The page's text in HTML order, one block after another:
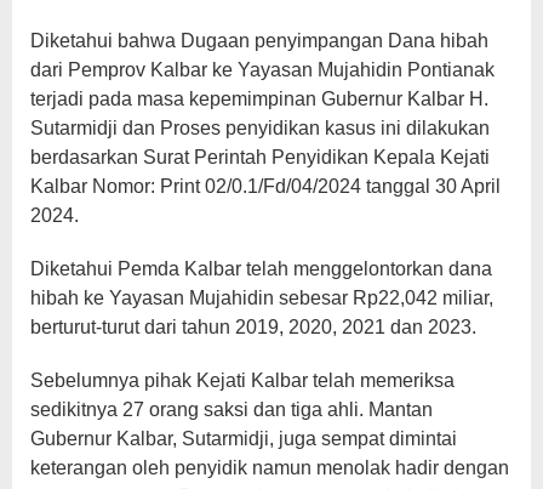
Diketahui bahwa Dugaan penyimpangan Dana hibah
dari Pemprov Kalbar ke Yayasan Mujahidin Pontianak
terjadi pada masa kepemimpinan Gubernur Kalbar H.
Sutarmidji dan Proses penyidikan kasus ini dilakukan
berdasarkan Surat Perintah Penyidikan Kepala Kejati
Kalbar Nomor: Print 02/0.1/Fd/04/2024 tanggal 30 April
2024.
Diketahui Pemda Kalbar telah menggelontorkan dana
hibah ke Yayasan Mujahidin sebesar Rp22,042 miliar,
berturut-turut dari tahun 2019, 2020, 2021 dan 2023.
Sebelumnya pihak Kejati Kalbar telah memeriksa
sedikitnya 27 orang saksi dan tiga ahli. Mantan
Gubernur Kalbar, Sutarmidji, juga sempat dimintai
keterangan oleh penyidik namun menolak hadir dengan